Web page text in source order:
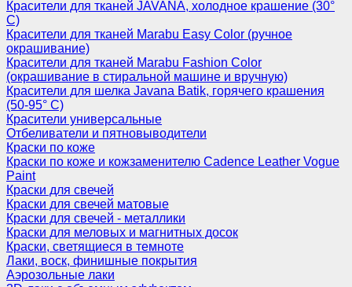
Красители для тканей JAVANA, холодное крашение (30°
С)
Красители для тканей Marabu Easy Color (ручное
окрашивание)
Красители для тканей Marabu Fashion Color
(окрашивание в стиральной машине и вручную)
Красители для шелка Javana Batik, горячего крашения
(50-95° С)
Красители универсальные
Отбеливатели и пятновыводители
Краски по коже
Краски по коже и кожзаменителю Cadence Leather Vogue
Paint
Краски для свечей
Краски для свечей матовые
Краски для свечей - металлики
Краски для меловых и магнитных досок
Краски, светящиеся в темноте
Лаки, воск, финишные покрытия
Аэрозольные лаки